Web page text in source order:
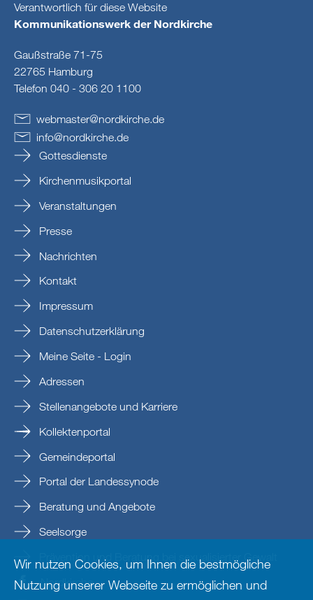
Verantwortlich für diese Website
Kommunikationswerk der Nordkirche
Gaußstraße 71-75
22765 Hamburg
Telefon 040 - 306 20 1100
webmaster@nordkirche.de
info@nordkirche.de
Gottesdienste
Kirchenmusikportal
Veranstaltungen
Presse
Nachrichten
Kontakt
Impressum
Datenschutzerklärung
Meine Seite - Login
Adressen
Stellenangebote und Karriere
Kollektenportal
Gemeindeportal
Portal der Landessynode
Beratung und Angebote
Seelsorge
Prävention und Beratung bei sexualisierter Gewalt
Nordkirche
Wir nutzen Cookies, um Ihnen die bestmögliche
Nutzung unserer Webseite zu ermöglichen und